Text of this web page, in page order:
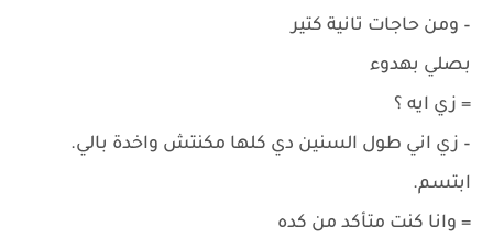
– ومن حاجات تانية كتير
بصلي بهدوء
= زي ايه ؟
– زي اني طول السنين دي كلها مكنتش واخدة بالي.
ابتسم.
= وانا كنت متأكد من كده